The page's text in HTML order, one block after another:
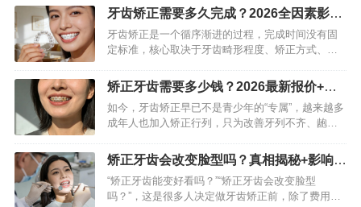
类以及医生资历等诸多因素而出现较大不同。知悉
价格组构，能够助力患者做…
牙齿矫正需要多久完成？2026全因素影响
指南
牙齿矫正是一个循序渐进的过程，完成时间没有固
定标准，核心取决于牙齿畸形程度、矫正方式、年
矫正人群都希望快速完成矫正，但盲目追求速度可
能影响矫正效果与口腔…
矫正牙齿需要多少钱？2026最新报价+省
钱避坑指南
如今，牙齿矫正早已不是青少年的“专属”，越来越多
成年人也加入矫正行列，只为改善牙列不齐、龅
大家最关心的还是“矫正牙齿需要多少钱”。其实，牙
齿矫正没有统一定价…
矫正牙齿会改变脸型吗？真相揭秘+影响程
度全解析
“矫正牙齿能变好看吗？”“矫正牙齿会改变脸型
吗？”，这是很多人决定做牙齿矫正前，除了费用、